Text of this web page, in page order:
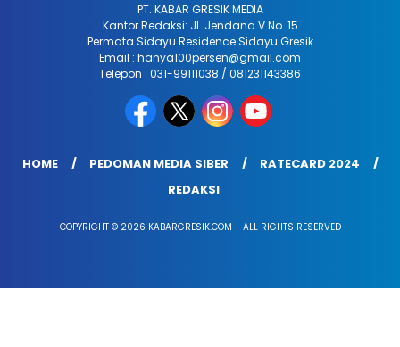
PT. KABAR GRESIK MEDIA
Kantor Redaksi: Jl. Jendana V No. 15
Permata Sidayu Residence Sidayu Gresik
Email : hanya100persen@gmail.com
Telepon : 031-99111038 / 081231143386
HOME PEDOMAN MEDIA SIBER
RATECARD 2024
REDAKSI
COPYRIGHT © 2026 KABARGRESIK.COM - ALL RIGHTS RESERVED